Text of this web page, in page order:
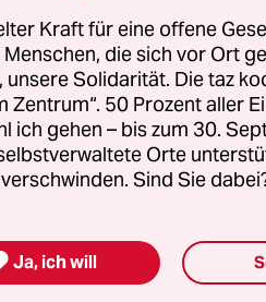
Kraft für eine offene
die sich vor Ort
unsere Solidarität. Die taz
Zentrum“. 50 Prozent aller
ich gehen – bis zum 30.
Orte
Sind Sie
Ja, ich will